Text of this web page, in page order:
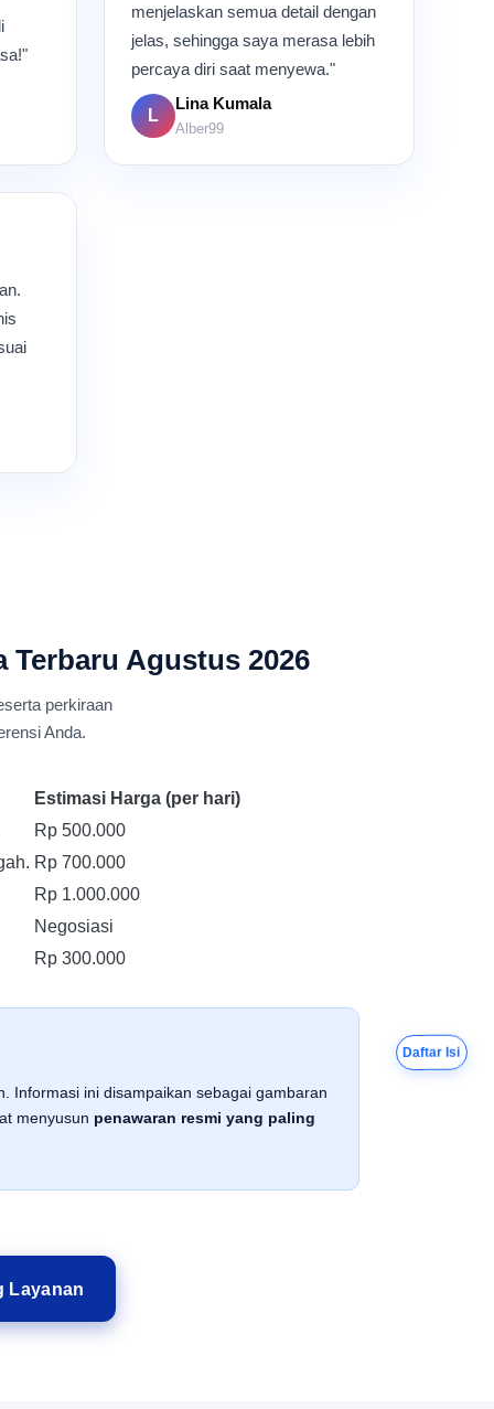
menjelaskan semua detail dengan
jelas, sehingga saya merasa lebih
percaya diri saat menyewa."
L
Lina Kumala
Alber99
Agustus 2026
perkiraan
Anda.
Estimasi Harga (per hari)
Rp 500.000
Rp 700.000
Rp 1.000.000
Negosiasi
Rp 300.000
Informasi ini disampaikan sebagai gambaran
menyusun penawaran resmi yang paling
Layanan
Daftar Isi